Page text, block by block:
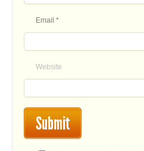
Email *
Website